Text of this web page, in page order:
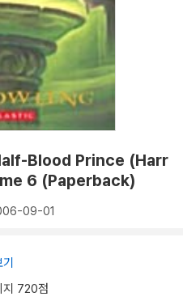
Blood Prince (Harr
6 (Paperback)
09-01
720점